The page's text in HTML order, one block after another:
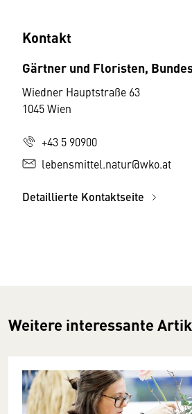
Kontakt
Gärtner und Floristen,
Wiedner Hauptstraße 63
1045 Wien
+43 5 90900
lebensmittel.natur@wko.at
Detaillierte Kontaktseite
Weitere interessante